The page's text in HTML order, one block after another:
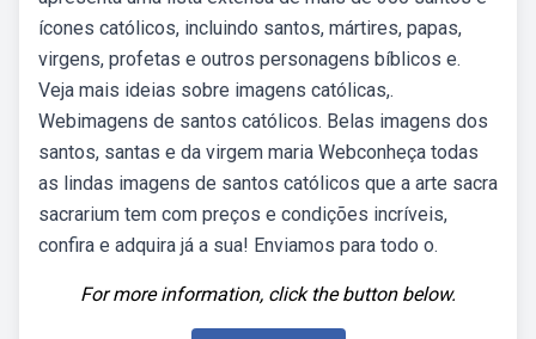
ícones católicos, incluindo santos, mártires, papas,
virgens, profetas e outros personagens bíblicos e.
Veja mais ideias sobre imagens católicas,.
Webimagens de santos católicos. Belas imagens dos
santos, santas e da virgem maria Webconheça todas
as lindas imagens de santos católicos que a arte sacra
sacrarium tem com preços e condições incríveis,
confira e adquira já a sua! Enviamos para todo o.
For more information, click the button below.